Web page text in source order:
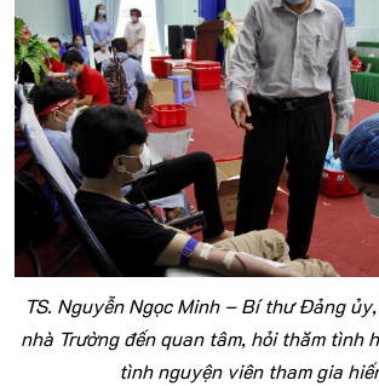
TS. Nguyễn Ngọc Minh – Bí thư Đảng
nhà Trường đến quan tâm, hỏi thăm tình
tình nguyện viên tham gia